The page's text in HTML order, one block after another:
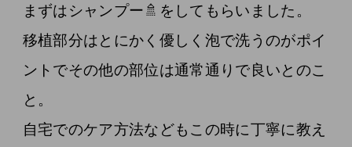
まずはシャンプー🚿をしてもらいました。
移植部分はとにかく優しく泡で洗うのがポイ
ントでその他の部位は通常通りで良いとのこ
と。
自宅でのケア方法などもこの時に丁寧に教え